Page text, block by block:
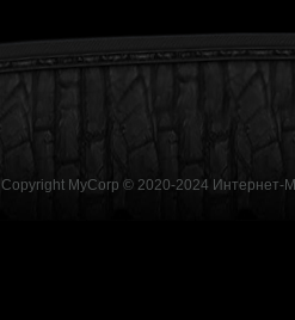
Copyright MyCorp © 2020-2024 Интернет-